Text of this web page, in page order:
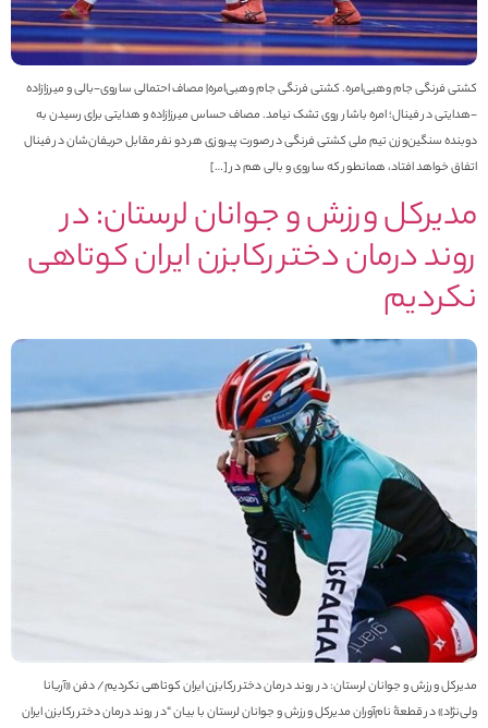
فرنگی جام وهبی‌امره. کشتی فرنگی جام وهبی‌امره| مصاف احتمالی ساروی-بالی و میرزازاده
در فینال؛ امره باشار روی تشک نیامد. مصاف حساس میرزازاده و هدایتی برای رسیدن به
سنگین‌وزن تیم ملی کشتی فرنگی در صورت پیروزی هر دو نفر مقابل حریفان‌شان در فینال
خواهد افتاد، همانطور که ساروی و بالی هم در […]
ورزش و جوانان لرستان: در
درمان دختر رکابزن ایران کوتاهی
ورزش و جوانان لرستان: در روند درمان دختر رکابزن ایران کوتاهی نکردیم/ دفن «آریانا
در قطعۀ نام‌آوران مدیرکل ورزش و جوانان لرستان با بیان “در روند درمان دختر رکابزن ایران